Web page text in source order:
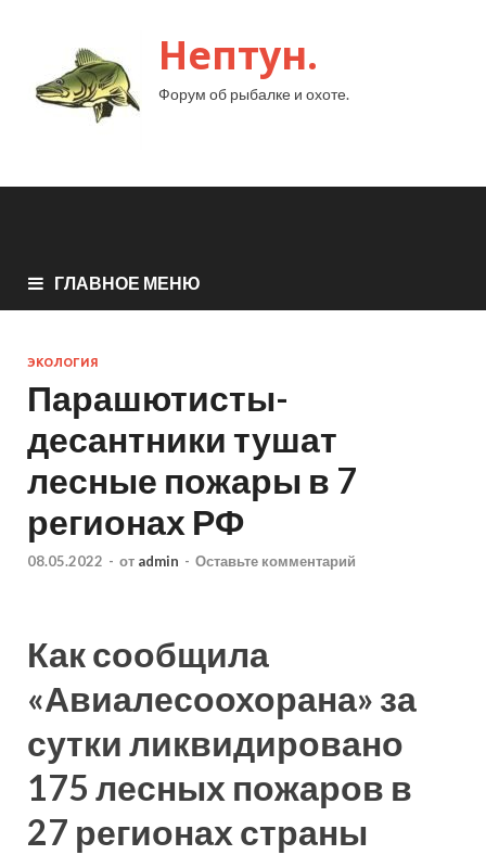
Нептун.
Форум об рыбалке и охоте.
ГЛАВНОЕ МЕНЮ
ЭКОЛОГИЯ
Парашютисты-
десантники тушат
лесные пожары в 7
регионах РФ
08.05.2022 - от admin - Оставьте комментарий
Как сообщила
«Авиалесоохорана» за
сутки ликвидировано
175 лесных пожаров в
27 регионах страны